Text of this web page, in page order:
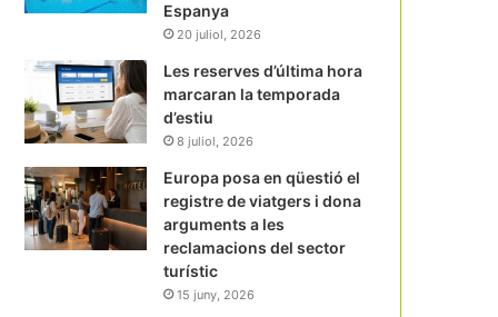
Espanya
20 juliol, 2026
Les reserves d’última hora
marcaran la temporada
d’estiu
8 juliol, 2026
Europa posa en qüestió el
registre de viatgers i dona
arguments a les
reclamacions del sector
turístic
15 juny, 2026